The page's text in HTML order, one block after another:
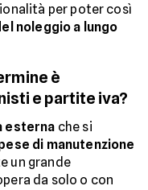
per poter così
noleggio a lungo
è
e partite iva?
esterna che si
di manutenzione
un grande
da solo o con